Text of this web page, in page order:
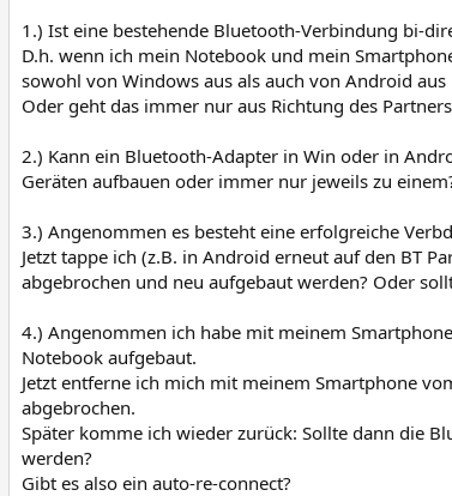
1.) Ist eine bestehende Bluetooth-Verbindung bi-
D.h. wenn ich mein Notebook und mein
sowohl von Windows aus als auch von Android
Oder geht das immer nur aus Richtung des
2.) Kann ein Bluetooth-Adapter in Win oder in
Geräten aufbauen oder immer nur jeweils zu
3.) Angenommen es besteht eine erfolgreiche
Jetzt tappe ich (z.B. in Android erneut auf den BT
abgebrochen und neu aufgebaut werden? Oder
4.) Angenommen ich habe mit meinem
Notebook aufgebaut.
Jetzt entferne ich mich mit meinem Smartphone
abgebrochen.
Später komme ich wieder zurück: Sollte dann die
werden?
Gibt es also ein auto-re-connect?